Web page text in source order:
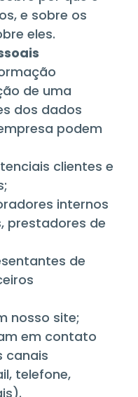
e sobre os
eles.
de uma
dos dados
podem
clientes e
internos
prestadores de
de
nosso site;
em contato
canais
telefone,